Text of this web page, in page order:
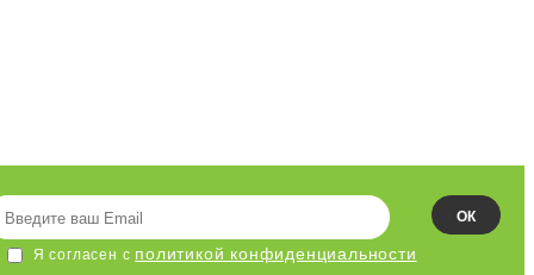
ОК
Я согласен с политикой конфиденциальности